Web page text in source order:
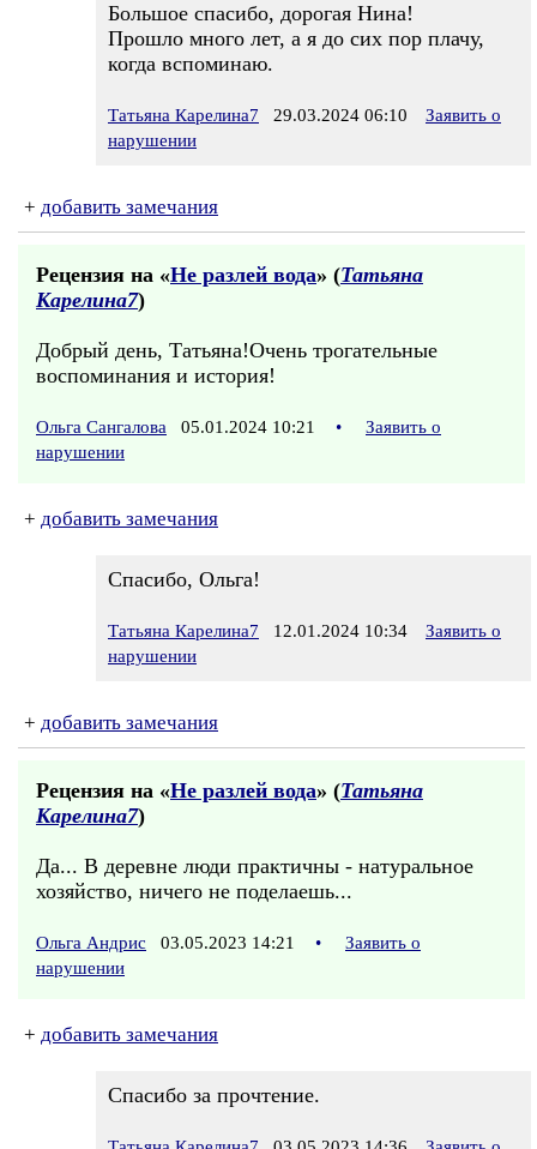
Большое спасибо, дорогая Нина!
Прошло много лет, а я до сих пор плачу,
когда вспоминаю.
Татьяна Карелина7 29.03.2024 06:10
Заявить о
нарушении
+ добавить замечания
Рецензия на «Не разлей вода» (Татьяна
Карелина7)
Добрый день, Татьяна!Очень трогательные
воспоминания и история!
Ольга Сангалова 05.01.2024 10:21 •
Заявить о
нарушении
+ добавить замечания
Спасибо, Ольга!
Татьяна Карелина7 12.01.2024 10:34
Заявить о
нарушении
+ добавить замечания
Рецензия на «Не разлей вода» (Татьяна
Карелина7)
Да... В деревне люди практичны - натуральное
хозяйство, ничего не поделаешь...
Ольга Андрис 03.05.2023 14:21 •
Заявить о
нарушении
+ добавить замечания
Спасибо за прочтение.